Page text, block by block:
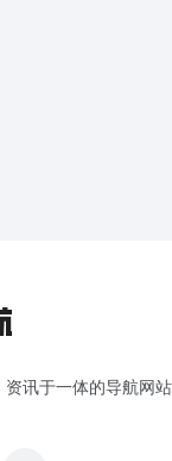
讯于一体的导航网